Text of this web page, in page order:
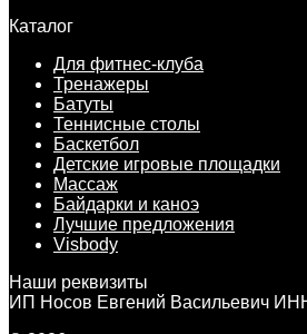
Каталог
Для фитнес-клуба
Тренажеры
Батуты
Теннисные столы
Баскетбол
Детские игровые площадки
Массаж
Байдарки и каноэ
Лучшие предложения
Visbody
Наши реквизиты
ИП Носов Евгений Васильевич